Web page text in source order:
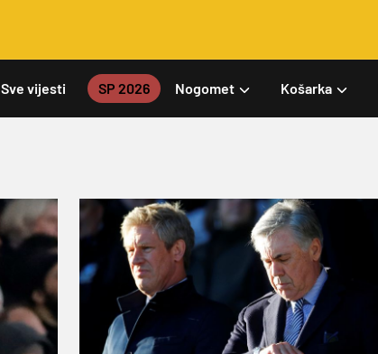
Sve vijesti SP 2026 Nogomet Košarka